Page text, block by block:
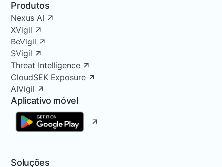
Produtos
Nexus AI
XVigil
BeVigil
SVigil
Threat Intelligence
CloudSEK Exposure
AIVigil
Aplicativo móvel
Soluções